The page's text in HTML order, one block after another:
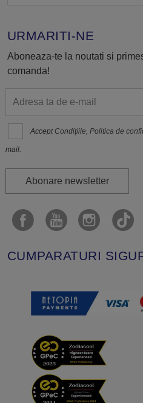
URMARITI-NE
Aboneaza-te la noutati si
comanda!
Accept Condițiile,Politica de
mail.
Abonare newsletter
CUMPARATURI